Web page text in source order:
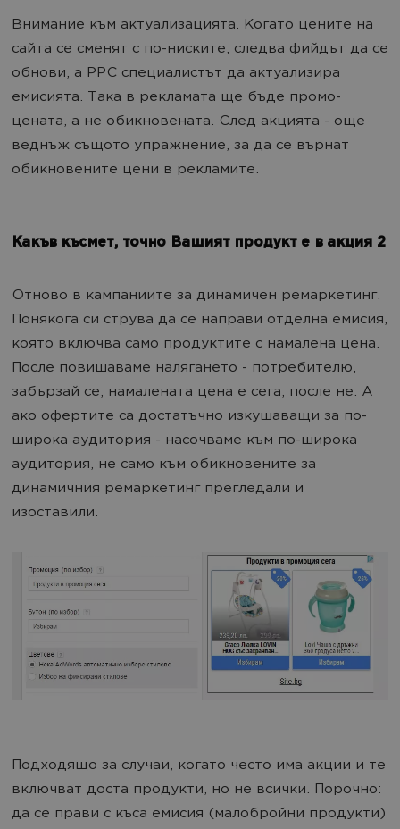
Внимание към актуализацията. Когато цените на
сайта се сменят с по-ниските, следва фийдът да се
обнови, а PPC специалистът да актуализира
емисията. Така в рекламата ще бъде промо-
цената, а не обикновената. След акцията - още
веднъж същото упражнение, за да се върнат
обикновените цени в рекламите.
Какъв късмет, точно Вашият продукт е в акция 2
Отново в кампаниите за динамичен ремаркетинг.
Понякога си струва да се направи отделна емисия,
която включва само продуктите с намалена цена.
После повишаваме налягането - потребителю,
забързай се, намалената цена е сега, после не. А
ако офертите са достатъчно изкушаващи за по-
широка аудитория - насочваме към по-широка
аудитория, не само към обикновените за
динамичния ремаркетинг прегледали и
изоставили.
Подходящо за случаи, когато често има акции и те
включват доста продукти, но не всички. Порочно:
да се прави с къса емисия (малобройни продукти)